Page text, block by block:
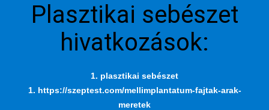
Plasztikai sebészet
hivatkozások:
1. plasztikai sebészet
1. https://szeptest.com/mellimplantatum-fajtak-arak-
meretek